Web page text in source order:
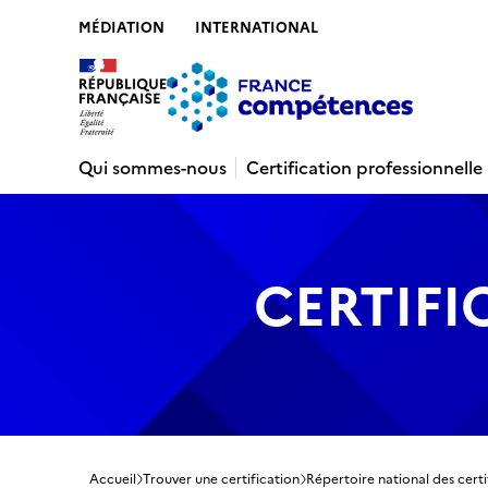
MÉDIATION INTERNATIONAL
Qui sommes-nous
Certification professionnelle
Accueil Trouver une certification Répertoire national des